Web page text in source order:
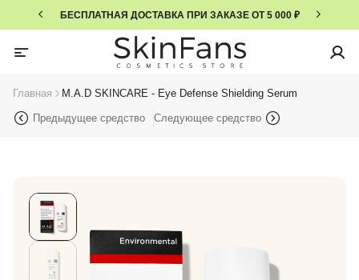
БЕСПЛАТНАЯ ДОСТАВКА ПРИ ЗАКАЗЕ ОТ 5 000 ₽
Главная M.A.D SKINCARE - Eye Defense Shielding Serum
Предыдущее средство Следующее средство